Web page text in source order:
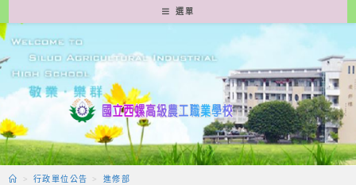
轉
至
要
容
選單
> 行政單位公告 > 進修部